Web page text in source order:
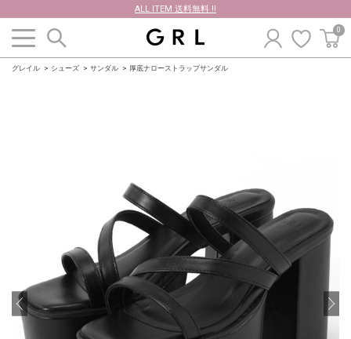
ALL ITEM 送料無料 !!
0
グレイル シューズ サンダル 厚底ナローストラップサンダル